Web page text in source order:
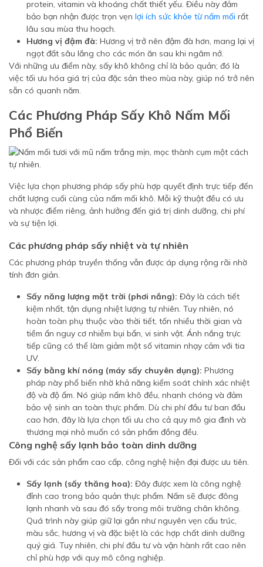
protein, vitamin và khoáng chất thiết yếu. Điều này đảm
bảo bạn nhận được trọn vẹn lợi ích sức khỏe từ nấm mối rất
lâu sau mùa thu hoạch.
Hương vị đậm đà: Hương vị trở nên đậm đà hơn, mang lại vị
ngọt đất sâu lắng cho các món ăn sau khi ngâm nở.
Với những ưu điểm này, sấy khô không chỉ là bảo quản; đó là
việc tối ưu hóa giá trị của đặc sản theo mùa này, giúp nó trở nên
sẵn có quanh năm.
Các Phương Pháp Sấy Khô Nấm Mối
Phổ Biến
Việc lựa chọn phương pháp sấy phù hợp quyết định trực tiếp đến
chất lượng cuối cùng của nấm mối khô. Mỗi kỹ thuật đều có ưu
và nhược điểm riêng, ảnh hưởng đến giá trị dinh dưỡng, chi phí
và sự tiện lợi.
Các phương pháp sấy nhiệt và tự nhiên
Các phương pháp truyền thống vẫn được áp dụng rộng rãi nhờ
tính đơn giản.
Sấy năng lượng mặt trời (phơi nắng): Đây là cách tiết
kiệm nhất, tận dụng nhiệt lượng tự nhiên. Tuy nhiên, nó
hoàn toàn phụ thuộc vào thời tiết, tốn nhiều thời gian và
tiềm ẩn nguy cơ nhiễm bụi bẩn, vi sinh vật. Ánh nắng trực
tiếp cũng có thể làm giảm một số vitamin nhạy cảm với tia
UV.
Sấy bằng khí nóng (máy sấy chuyên dụng): Phương
pháp này phổ biến nhờ khả năng kiểm soát chính xác nhiệt
độ và độ ẩm. Nó giúp nấm khô đều, nhanh chóng và đảm
bảo vệ sinh an toàn thực phẩm. Dù chi phí đầu tư ban đầu
cao hơn, đây là lựa chọn tối ưu cho cả quy mô gia đình và
thương mại nhỏ muốn có sản phẩm đồng đều.
Công nghệ sấy lạnh bảo toàn dinh dưỡng
Đối với các sản phẩm cao cấp, công nghệ hiện đại được ưu tiên.
Sấy lạnh (sấy thăng hoa): Đây được xem là công nghệ
đỉnh cao trong bảo quản thực phẩm. Nấm sẽ được đông
lạnh nhanh và sau đó sấy trong môi trường chân không.
Quá trình này giúp giữ lại gần như nguyên vẹn cấu trúc,
màu sắc, hương vị và đặc biệt là các hợp chất dinh dưỡng
quý giá. Tuy nhiên, chi phí đầu tư và vận hành rất cao nên
chỉ phù hợp với quy mô công nghiệp.